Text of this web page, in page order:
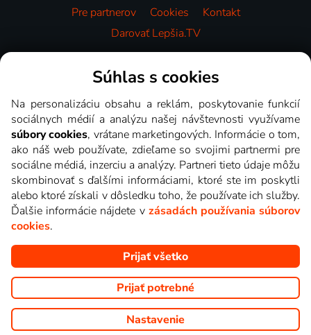
Pre partnerov
Cookies
Kontakt
Darovať Lepšia.TV
Videotéka
Copyright © goNET s.r.o. Na tomto webe sú zobrazované obrázky
z relácií TV staníc, ktoré môžete sledovať v Lepšia.TV.
Súhlas s cookies
Na personalizáciu obsahu a reklám, poskytovanie funkcií
sociálnych médií a analýzu našej návštevnosti využívame
súbory cookies, vrátane marketingových. Informácie o tom,
ako náš web používate, zdieľame so svojimi partnermi pre
sociálne médiá, inzerciu a analýzy. Partneri tieto údaje môžu
skombinovať s ďalšími informáciami, ktoré ste im poskytli
alebo ktoré získali v dôsledku toho, že používate ich služby.
Ďalšie informácie nájdete v zásadách používania súborov
cookies.
Prijať všetko
Prijať potrebné
Nastavenie